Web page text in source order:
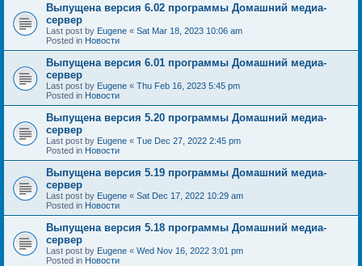
Выпущена версия 6.02 программы Домашний медиа-
сервер
Last post by Eugene « Sat Mar 18, 2023 10:06 am
Posted in Новости
Выпущена версия 6.01 программы Домашний медиа-
сервер
Last post by Eugene « Thu Feb 16, 2023 5:45 pm
Posted in Новости
Выпущена версия 5.20 программы Домашний медиа-
сервер
Last post by Eugene « Tue Dec 27, 2022 2:45 pm
Posted in Новости
Выпущена версия 5.19 программы Домашний медиа-
сервер
Last post by Eugene « Sat Dec 17, 2022 10:29 am
Posted in Новости
Выпущена версия 5.18 программы Домашний медиа-
сервер
Last post by Eugene « Wed Nov 16, 2022 3:01 pm
Posted in Новости